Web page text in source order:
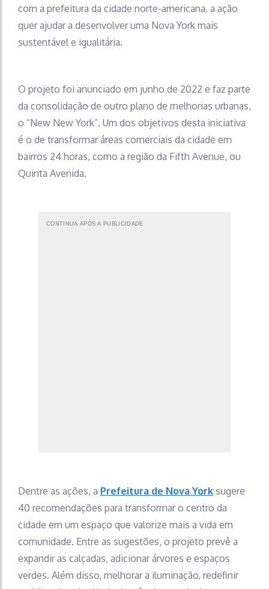
com a prefeitura da cidade norte-americana, a ação
quer ajudar a desenvolver uma Nova York mais
sustentável e igualitária.
O projeto foi anunciado em junho de 2022 e faz parte
da consolidação de outro plano de melhorias urbanas,
o “New New York”. Um dos objetivos desta iniciativa
é o de transformar áreas comerciais da cidade em
bairros 24 horas, como a região da Fifth Avenue, ou
Quinta Avenida.
CONTINUA APÓS A PUBLICIDADE
Dentre as ações, a Prefeitura de Nova York sugere
40 recomendações para transformar o centro da
cidade em um espaço que valorize mais a vida em
comunidade. Entre as sugestões, o projeto prevê a
expandir as calçadas, adicionar árvores e espaços
verdes. Além disso, melhorar a iluminação, redefinir